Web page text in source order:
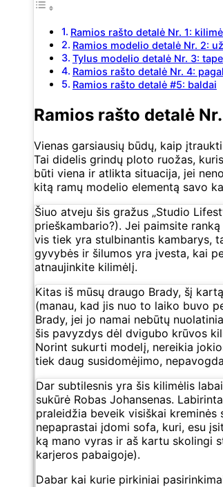
Ramios rašto detalė Nr. 1:
Ramios modelio detalė Nr. 2:
Tylus modelio detalė Nr. 3:
Ramios rašto detalė Nr. 4:
Ramios rašto detalė #5: baldai
Ramios rašto detalė
Vienas garsiausių būdų, kaip
Tai didelis grindų ploto ruožas,
būti viena ir atlikta situacija, jei
kitą ramų modelio elementą savo
Šiuo atveju šis gražus „Studio
prieškambario?). Jei paimsite
vis tiek yra stulbinantis kambarys,
gyvybės ir šilumos yra įvesta, kai
atnaujinkite kilimėlį.
Kitas iš mūsų draugo Brady, šį
(manau, kad jis nuo to laiko buvo
Brady, jei jo namai nebūtų
šis pavyzdys dėl dvigubo krūvos
Norint sukurti modelį, nereikia
tiek daug susidomėjimo,
Dar subtilesnis yra šis kilimėlis
sukūrė Robas Johansenas.
praleidžia beveik visiškai kreminės
nepaprastai įdomi sofa, kuri, esu
ką mano vyras ir aš kartu skolingi
karjeros pabaigoje).
Dabar kai kurie pirkiniai